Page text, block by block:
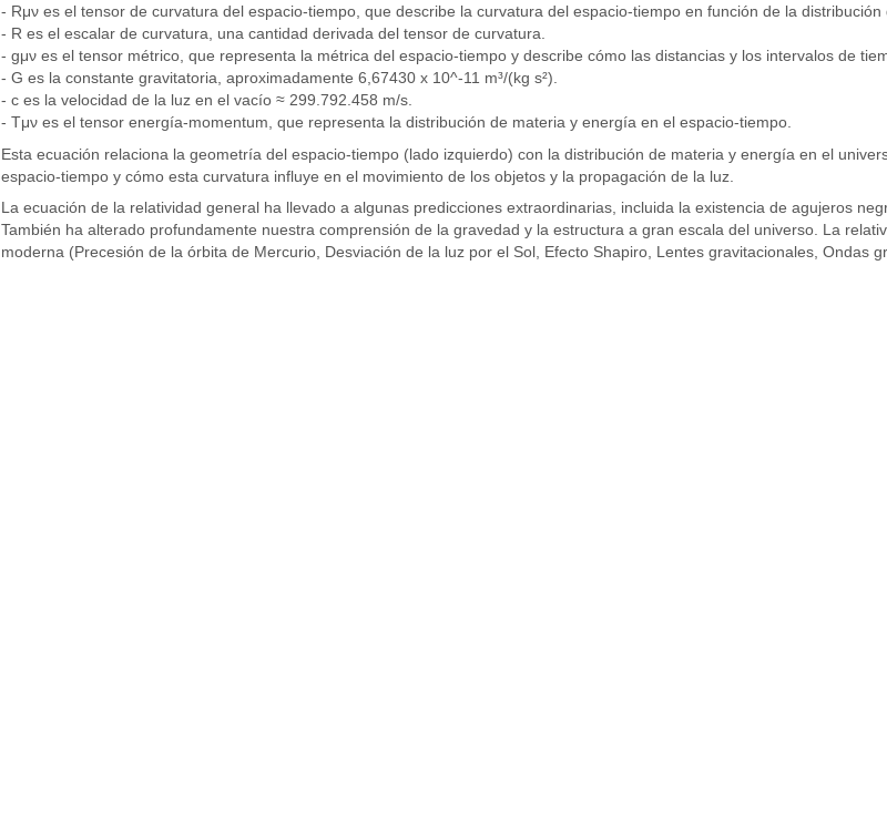
- Rμν es el tensor de curvatura del espacio-tiempo, que describe la curvatura del espacio-tiempo en función de la distribución
- R es el escalar de curvatura, una cantidad derivada del tensor de curvatura.
- gμν es el tensor métrico, que representa la métrica del espacio-tiempo y describe cómo las distancias y los intervalos de
- G es la constante gravitatoria, aproximadamente 6,67430 x 10^-11 m³/(kg s²).
- c es la velocidad de la luz en el vacío ≈ 299.792.458 m/s.
- Tμν es el tensor energía-momentum, que representa la distribución de materia y energía en el espacio-tiempo.
Esta ecuación relaciona la geometría del espacio-tiempo (lado izquierdo) con la distribución de materia y energía en el
espacio-tiempo y cómo esta curvatura influye en el movimiento de los objetos y la propagación de la luz.
La ecuación de la relatividad general ha llevado a algunas predicciones extraordinarias, incluida la existencia de agujeros
También ha alterado profundamente nuestra comprensión de la gravedad y la estructura a gran escala del universo. La
moderna (Precesión de la órbita de Mercurio, Desviación de la luz por el Sol, Efecto Shapiro, Lentes gravitacionales, Ondas